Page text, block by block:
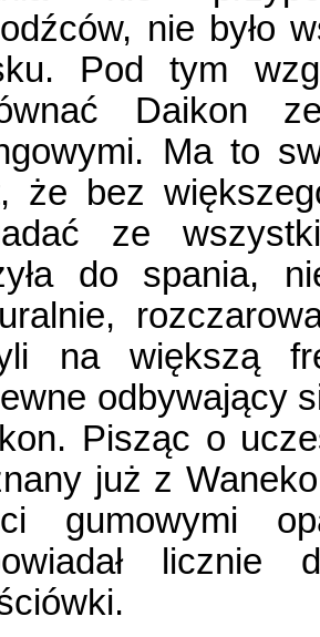
nie było
Pod tym
Daikon
Ma to
że bez
ze
do spania,
na większą
odbywający
Pisząc o
już z
gumowymi